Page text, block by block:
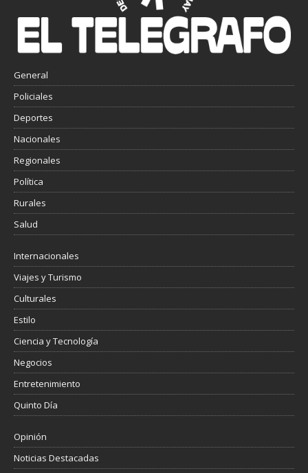
General
Policiales
Deportes
Nacionales
Regionales
Política
Rurales
Salud
Internacionales
Viajes y Turismo
Culturales
Estilo
Ciencia y Tecnología
Negocios
Entretenimiento
Quinto Día
Opinión
Noticias Destacadas